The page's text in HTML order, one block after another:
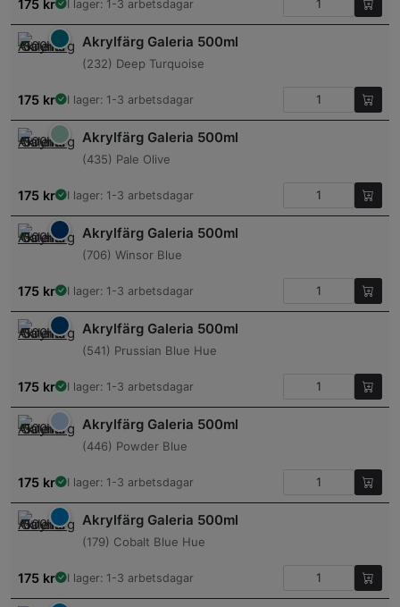
175 kr I lager: 1-3 arbetsdagar
Akrylfärg Galeria 500ml
(232) Deep Turquoise
175 kr I lager: 1-3 arbetsdagar
Akrylfärg Galeria 500ml
(435) Pale Olive
175 kr I lager: 1-3 arbetsdagar
Akrylfärg Galeria 500ml
(706) Winsor Blue
175 kr I lager: 1-3 arbetsdagar
Akrylfärg Galeria 500ml
(541) Prussian Blue Hue
175 kr I lager: 1-3 arbetsdagar
Akrylfärg Galeria 500ml
(446) Powder Blue
175 kr I lager: 1-3 arbetsdagar
Akrylfärg Galeria 500ml
(179) Cobalt Blue Hue
175 kr I lager: 1-3 arbetsdagar